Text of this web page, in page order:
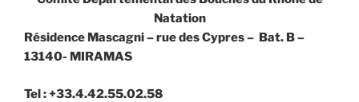
Natation
Résidence Mascagni – rue des Cypres – Bat. B –
13140- MIRAMAS
Tel : +33.4.42.55.02.58